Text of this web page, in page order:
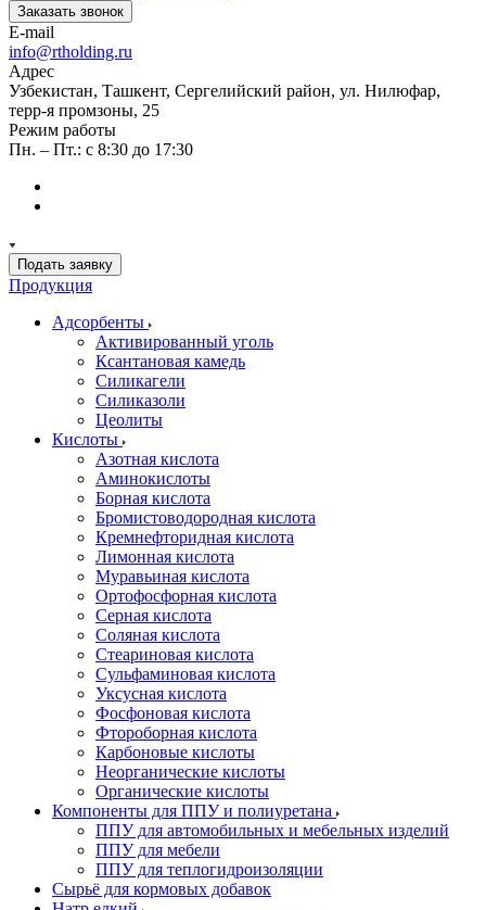
Заказать звонок
E-mail
info@rtholding.ru
Адрес
Узбекистан, Ташкент, Сергелийский район, ул. Нилюфар,
терр-я промзоны, 25
Режим работы
Пн. – Пт.: с 8:30 до 17:30
Подать заявку
Продукция
Адсорбенты
Активированный уголь
Ксантановая камедь
Силикагели
Силиказоли
Цеолиты
Кислоты
Азотная кислота
Аминокислоты
Борная кислота
Бромистоводородная кислота
Кремнефторидная кислота
Лимонная кислота
Муравьиная кислота
Ортофосфорная кислота
Серная кислота
Соляная кислота
Стеариновая кислота
Сульфаминовая кислота
Уксусная кислота
Фосфоновая кислота
Фтороборная кислота
Карбоновые кислоты
Неорганические кислоты
Органические кислоты
Компоненты для ППУ и полиуретана
ППУ для автомобильных и мебельных изделий
ППУ для мебели
ППУ для теплогидроизоляции
Сырьё для кормовых добавок